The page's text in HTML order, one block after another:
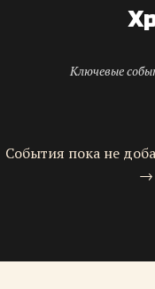
Ключевые
События пока не
→